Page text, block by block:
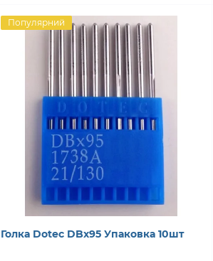
Популярний
Голка Dotec DBx95 Упаковка 10шт